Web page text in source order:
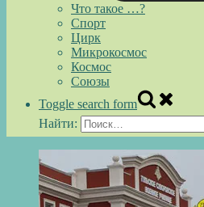
Что такое …?
Спорт
Цирк
Микрокосмос
Космос
Союзы
Toggle search form
Найти: